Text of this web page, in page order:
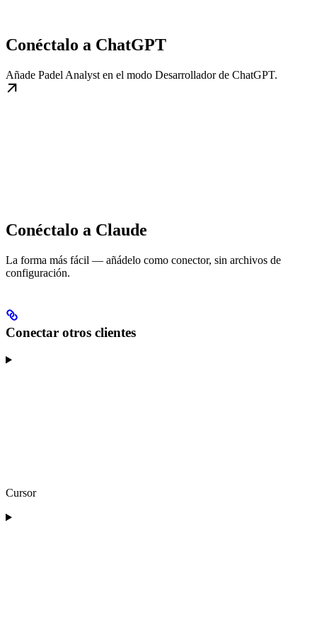
Conéctalo a ChatGPT
Añade Padel Analyst en el modo Desarrollador de ChatGPT.
Conéctalo a Claude
La forma más fácil — añádelo como conector, sin archivos de
configuración.
Conectar otros clientes
Cursor